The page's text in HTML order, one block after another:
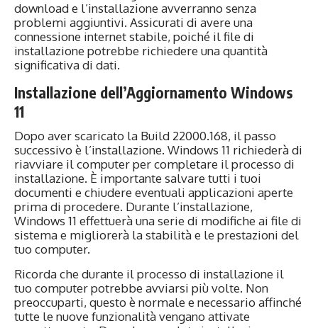
download e l’installazione avverranno senza
problemi aggiuntivi. Assicurati di avere una
connessione internet stabile, poiché il file di
installazione potrebbe richiedere una quantità
significativa di dati.
Installazione dell’Aggiornamento Windows
11
Dopo aver scaricato la Build 22000.168, il passo
successivo è l’installazione. Windows 11 richiederà di
riavviare il computer per completare il processo di
installazione. È importante salvare tutti i tuoi
documenti e chiudere eventuali applicazioni aperte
prima di procedere. Durante l’installazione,
Windows 11 effettuerà una serie di modifiche ai file di
sistema e migliorerà la stabilità e le prestazioni del
tuo computer.
Ricorda che durante il processo di installazione il
tuo computer potrebbe avviarsi più volte. Non
preoccuparti, questo è normale e necessario affinché
tutte le nuove funzionalità vengano attivate